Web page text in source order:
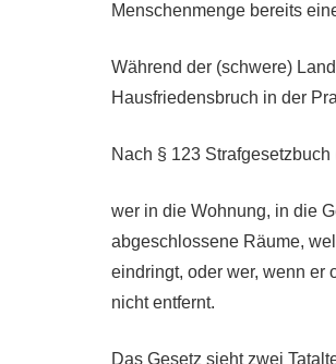
Menschenmenge bereits
Während der (schwere)
Hausfriedensbruch in der
Nach § 123
wer in die Wohnung, in die
abgeschlossene Räume,
eindringt, oder wer, wenn er
nicht entfernt.
Das Gesetz sieht zwei